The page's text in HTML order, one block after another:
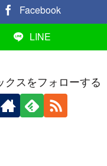
Facebook
LINE
クスをフォローする